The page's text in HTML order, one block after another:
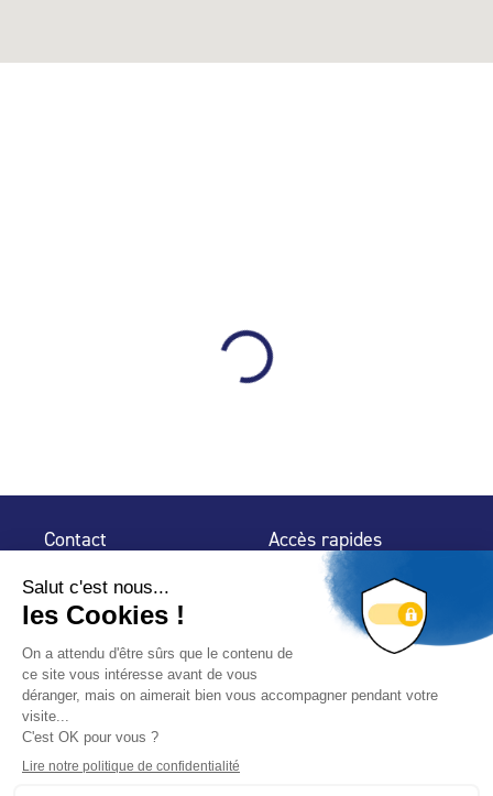
Contact
32 rue de Mogador
75 009 Paris
Accès rapides
Espace Presse
Trouver un
professionnel
Nous suivre